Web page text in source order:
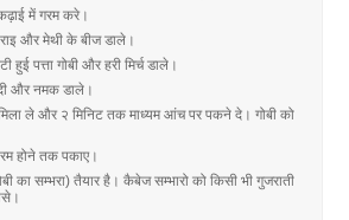
में गरम करे।
और मेथी के बीज डाले।
पत्ता गोबी और हरी मिर्च डाले।
और नमक डाले।
ले और २ मिनिट तक माध्यम आंच पर पकने दे। गोबी को
होने तक पकाए।
का सम्भरा) तैयार है। कैबेज सम्भारो को किसी भी गुजराती